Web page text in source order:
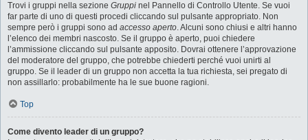
Trovi i gruppi nella sezione Gruppi nel Pannello di Controllo Utente. Se vuoi
far parte di uno di questi procedi cliccando sul pulsante appropriato. Non
sempre però i gruppi sono ad accesso aperto. Alcuni sono chiusi e altri hanno
l’elenco dei membri nascosto. Se il gruppo è aperto, puoi chiedere
l’ammissione cliccando sul pulsante apposito. Dovrai ottenere l’approvazione
del moderatore del gruppo, che potrebbe chiederti perché vuoi unirti al
gruppo. Se il leader di un gruppo non accetta la tua richiesta, sei pregato di
non assillarlo: probabilmente ha le sue buone ragioni.
Top
Come divento leader di un gruppo?